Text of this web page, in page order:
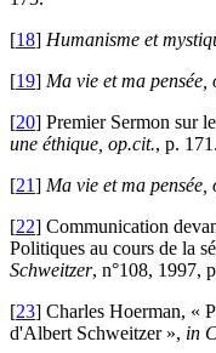
[18] Humanisme et
[19] Ma vie et ma pensée,
[20] Premier Sermon sur
une éthique, op.cit., p. 171.
[21] Ma vie et ma pensée,
[22] Communication
Politiques au cours de la
Schweitzer, n°108, 1997,
[23] Charles Hoerman, «
d'Albert Schweitzer », in